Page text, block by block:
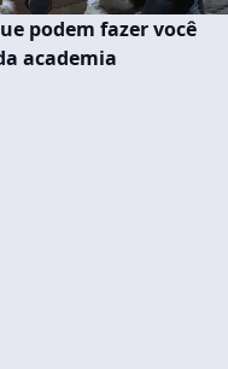
podem fazer você
academia